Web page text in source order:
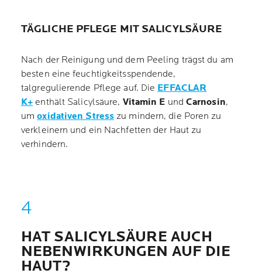
TÄGLICHE PFLEGE MIT SALICYLSÄURE
Nach der Reinigung und dem Peeling trägst du am
besten eine feuchtigkeitsspendende,
talgregulierende Pflege auf. Die EFFACLAR
K+ enthält Salicylsäure, Vitamin E und Carnosin,
umoxidativen Stress zu mindern, die Poren zu
verkleinern und ein Nachfetten der Haut zu
verhindern.
HAT SALICYLSÄURE AUCH
NEBENWIRKUNGEN AUF DIE
HAUT?